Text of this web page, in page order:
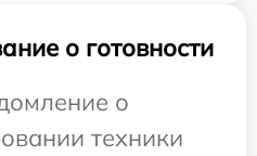
о готовности
о
техники